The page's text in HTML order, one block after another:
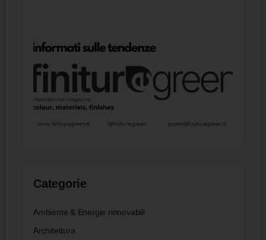
Categorie
Ambiente & Energie rinnovabili
Architettura